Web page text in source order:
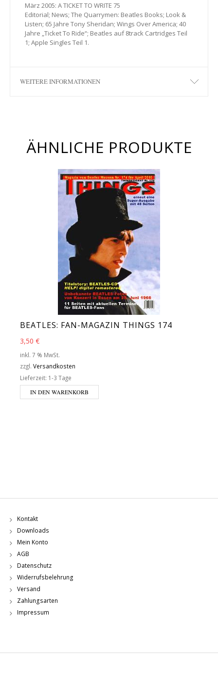
März 2005: A TICKET TO WRITE 75
Editorial; News; The Quarrymen: Beatles Books; Look &
Listen; 65 Jahre Tony Sheridan; Wings Over America; 40
Jahre „Ticket To Ride“; Beatles auf 8track Cartridges Teil
1; Apple Singles Teil 1.
WEITERE INFORMATIONEN
ÄHNLICHE PRODUKTE
BEATLES: FAN-MAGAZIN THINGS 174
3,50 €
inkl. 7 % MwSt.
zzgl. Versandkosten
Lieferzeit: 1-3 Tage
IN DEN WARENKORB
Kontakt
Downloads
Mein Konto
AGB
Datenschutz
Widerrufsbelehrung
Versand
Zahlungsarten
Impressum